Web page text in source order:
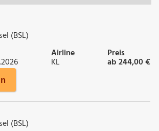
(BSL)
Airline
KL
Preis
ab 244,00 €
(BSL)